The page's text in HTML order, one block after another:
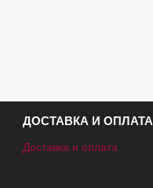
ДОСТАВКА И ОПЛАТА
Доставка и оплата